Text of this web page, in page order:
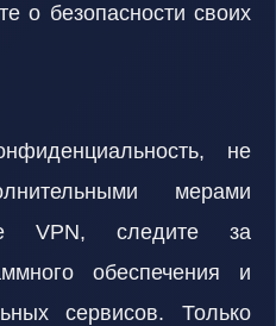
о безопасности своих
не
мерами
VPN, следите за
обеспечения и
сервисов. Только